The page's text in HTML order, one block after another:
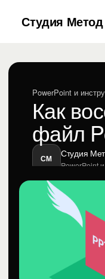
Студия Метод
PowerPoint и
Как
файл
СМ Студия
PowerPoint